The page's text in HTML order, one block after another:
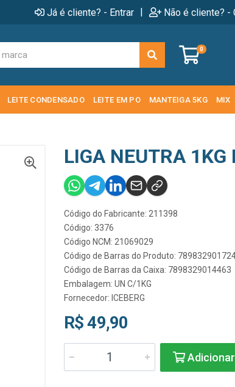
Já é cliente? - Entrar | Não é cliente? -
0
LEITE CONDENSADO LEITE EM PO MANTEIGA 5KG MIX
LIGA NEUTRA 1KG
Código do Fabricante: 211398
Código: 3376
Código NCM: 21069029
Código de Barras do Produto:
Código de Barras da Caixa: 7898329014463
Embalagem: UN C/1KG
Fornecedor: ICEBERG
R$ 49,90